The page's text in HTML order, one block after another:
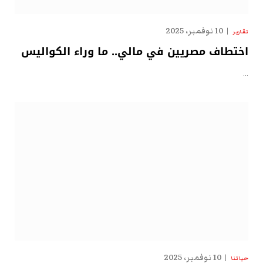
تقارير 10 نوفمبر، 2025
اختطاف مصريين في مالي.. ما وراء الكواليس
…
حياتنا 10 نوفمبر، 2025